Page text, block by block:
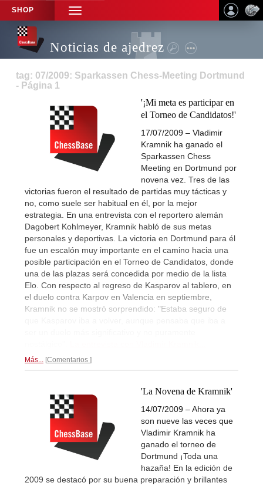
SHOP
TOGGLE
NAVIGATION
Noticias de ajedrez
tag: 07/2009: Sparkassen Chess-Meeting Dortmund
- Página 1
'¡Mi meta es participar en
el Torneo de Candidatos!'
17/07/2009 – Vladimir
Kramnik ha ganado el
Sparkassen Chess
Meeting en Dortmund por
novena vez. Tres de las
victorias fueron el resultado de partidas muy tácticas y
no, como suele ser habitual en él, por la mejor
estrategia. En una entrevista con el reportero alemán
Dagobert Kohlmeyer, Kramnik habló de sus metas
personales y deportivas. La victoria en Dortmund para él
fue un escalón muy importante en el camino hacia una
posible participación en el Torneo de Candidatos, donde
una de las plazas será concedida por medio de la lista
Elo. Con respecto al regreso de Kasparov al tablero, en
el duelo contra Karpov en Valencia en septiembre,
Kramnik no se mostró sorprendido: "Estaba seguro de
Más... Comentarios
'La Novena de Kramnik'
14/07/2009 – Ahora ya
son nueve las veces que
Vladimir Kramnik ha
ganado el torneo de
Dortmund ¡Toda una
hazaña! En la edición de
2009 se destacó por su buena preparación y brillantes